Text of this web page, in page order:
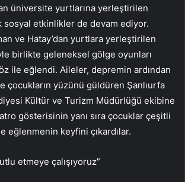
üniversite yurtlarına yerleştirilen
sosyal etkinlikler de devam ediyor.
ve Hatay’dan yurtlara yerleştirilen
birlikte geleneksel gölge oyunları
ile eğlendi. Aileler, depremin ardından
çocukların yüzünü güldüren Şanlıurfa
Kültür ve Turizm Müdürlüğü ekibine
gösterisinin yanı sıra çocuklar çeşitli
eğlenmenin keyfini çıkardılar.
etmeye çalışıyoruz”